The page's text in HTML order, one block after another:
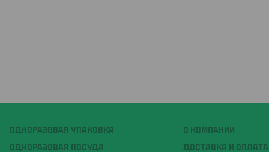
ОДНОРАЗОВАЯ УПАКОВКА
ОДНОРАЗОВАЯ ПОСУДА
О КОМПАНИИ
ДОСТАВКА И ОПЛАТА